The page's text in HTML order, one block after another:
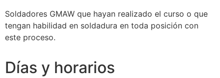
Soldadores GMAW que hayan realizado el curso o que
tengan habilidad en soldadura en toda posición con
este proceso.
Días y horarios